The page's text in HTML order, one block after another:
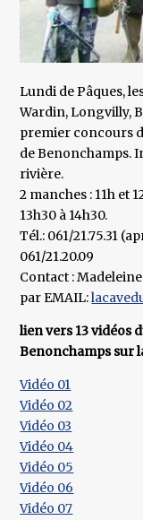
Lundi de Pâques,
Wardin, Longvilly,
premier concours
de Benonchamps.
rivière.
2 manches : 11h et
13h30 à 14h30.
Tél.: 061/21.75.31
061/21.20.09
Contact :
par EMAIL:
lien vers 13 vidéos
Benonchamps sur
Vidéo 01
Vidéo 02
Vidéo 03
Vidéo 04
Vidéo 05
Vidéo 06
Vidéo 07